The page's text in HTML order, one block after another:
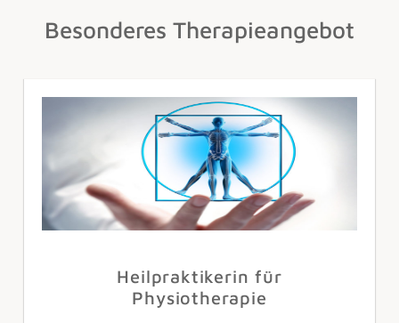
Besonderes Therapieangebot
Heilpraktikerin für
Physiotherapie